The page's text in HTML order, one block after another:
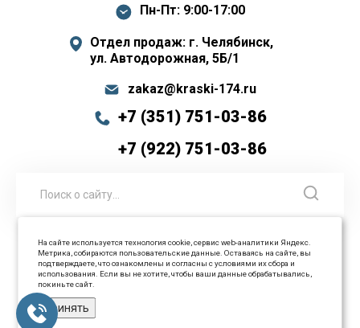
Пн-Пт: 9:00-17:00
Отдел продаж: г. Челябинск,
ул. Автодорожная, 5Б/1
zakaz@kraski-174.ru
+7 (351) 751-03-86
+7 (922) 751-03-86
© 2026 ООО Промышленные технологии Все права
защищены
На сайте используется технология cookie, сервис web-аналитики Яндекс.
Метрика, собираются пользовательские данные. Оставаясь на сайте, вы
подтверждаете, что ознакомлены и согласны с условиями их сбора и
использования. Если вы не хотите, чтобы ваши данные обрабатывались,
покиньте сайт.
Принять